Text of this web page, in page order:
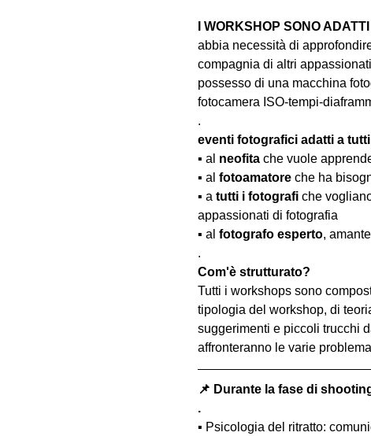
I WORKSHOP SONO ADATTI
abbia necessità di
compagnia di altri
possesso di una macchina
fotocamera ISO-tempi-
.
eventi fotografici adatti a tutti
▪️ al neofita che vuole
▪️ al fotoamatore che ha
▪️ a tutti i fotografi che
appassionati di fotografia
▪️ al fotografo esperto,
.
Com'è strutturato?
Tutti i workshops sono
tipologia del workshop, di
suggerimenti e piccoli trucchi
affronteranno le varie
📌 Durante la fase di
.
▪️ Psicologia del ritratto: